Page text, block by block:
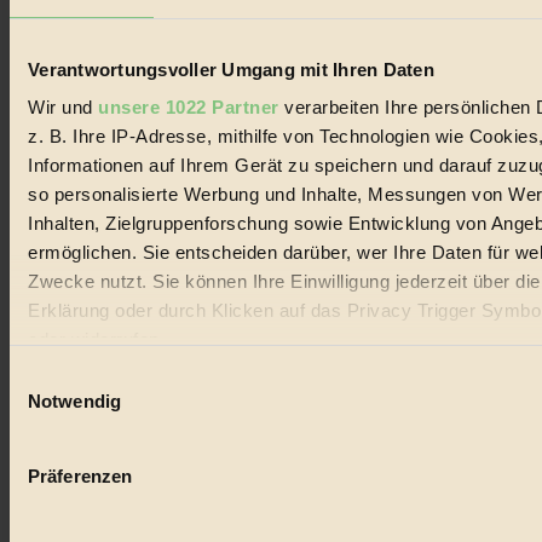
Verantwortungsvoller Umgang mit Ihren Daten
Wir und unsere 1022 Partner verarbeiten Ihre persönlichen
z. B. Ihre IP-Adresse, mithilfe von Technologien wie
Informationen auf Ihrem Gerät zu speichern und darauf
so personalisierte Werbung und Inhalte, Messungen von
Inhalten, Zielgruppenforschung sowie Entwicklung von
ermöglichen. Sie entscheiden darüber, wer Ihre Daten für
Zwecke nutzt. Sie können Ihre Einwilligung jederzeit über
Erklärung oder durch Klicken auf das Privacy Trigger
Wenn Sie es erlauben, würden wir auch gerne:
Ihr Gerät durch aktives Scannen nach bestimmten
Notwendig
Präferenzen
alternativer Energien.
Social Media
22.601 Fans auf Facebook
3.415 Follower auf Twitter
Themen
Bio